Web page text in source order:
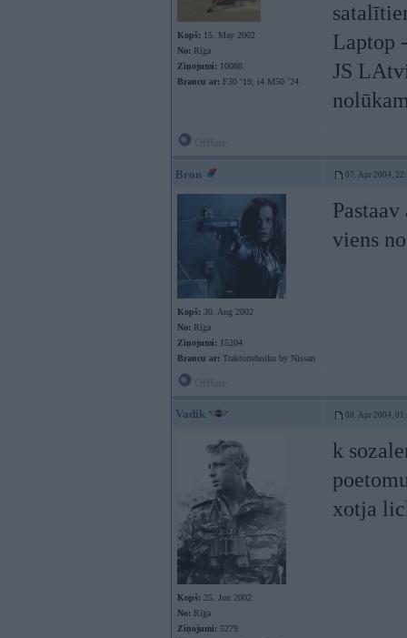
Kopš: 15. May 2002
No: Rīga
Ziņojumi: 10088
Braucu ar: F30 ‘19; i4 M50 `24
Laptop
JS
Bron 07. Apr 2004,
Kopš: 30. Aug 2002
No: Rīga
Ziņojumi: 15204
Braucu ar: Traktortehniku by Nissan
viens
Vadik 08. Apr 2004,
Kopš: 25. Jun 2002
No: Rīga
Ziņojumi: 5279
k
xotja